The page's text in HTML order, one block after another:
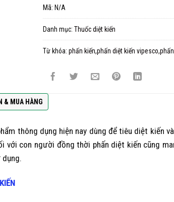
Mã: N/A
Danh mục: Thuốc diệt kiến
Từ khóa: phấn kiến,phấn diệt kiến
& MUA HÀNG
thông dụng hiện nay dùng để tiêu diệt kiến
với con người đồng thời phấn diệt kiến cũng